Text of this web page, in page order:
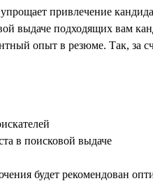
привлечение
выдаче подходящих вам
опыт в резюме. Так, за
в поисковой выдаче
будет рекомендован